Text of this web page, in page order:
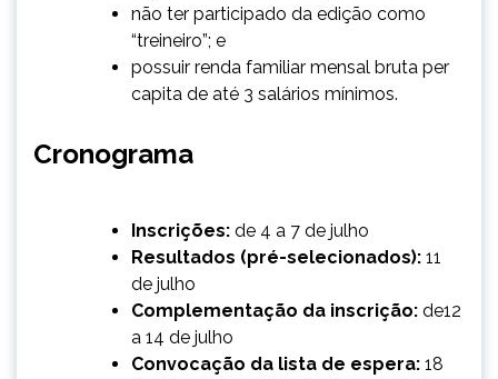
não ter participado da edição como
“treineiro”; e
possuir renda familiar mensal bruta per
capita de até 3 salários mínimos.
Cronograma
Inscrições: de 4 a 7 de julho
Resultados (pré-selecionados): 11
de julho
Complementação da inscrição: de12
a 14 de julho
Convocação da lista de espera: 18